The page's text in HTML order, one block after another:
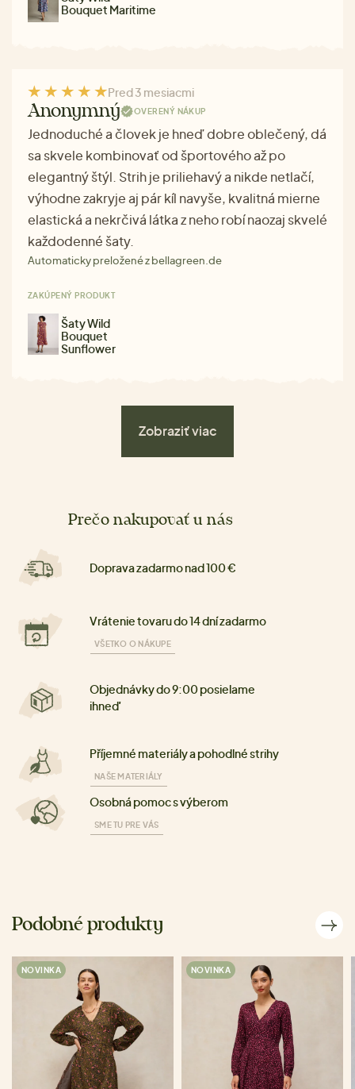
Bouquet Maritime
Pred 3 mesiacmi
Anonymný OVERENÝ NÁKUP
Jednoduché a človek je hneď dobre oblečený, dá
sa skvele kombinovať od športového až po
elegantný štýl. Strih je priliehavý a nikde netlačí,
výhodne zakryje aj pár kíl navyše, kvalitná mierne
elastická a nekrčivá látka z neho robí naozaj skvelé
každodenné šaty.
Automaticky preložené z bellagreen.de
ZAKÚPENÝ PRODUKT
Šaty Wild
Bouquet
Sunflower
Zobraziť viac
Prečo nakupovať u nás
Doprava zadarmo nad 100 €
Vrátenie tovaru do 14 dní zadarmo
VŠETKO O NÁKUPE
Objednávky do 9:00 posielame
ihneď
Příjemné materiály a pohodlné strihy
NAŠE MATERIÁLY
Osobná pomoc s výberom
SME TU PRE VÁS
Podobné produkty
NOVINKA NOVINKA